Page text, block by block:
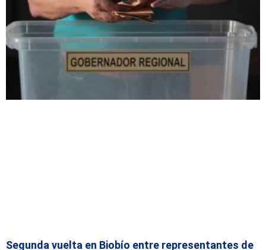
Segunda vuelta en Biobío entre representantes de